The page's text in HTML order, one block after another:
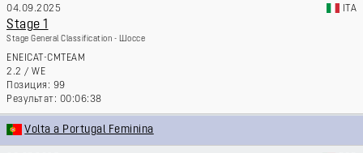
04.09.2025 ITA
Stage 1
Stage General Classification - Шоссе
ENEICAT-CMTEAM
2.2 / WE
99
00:06:38
Volta a Portugal Feminina